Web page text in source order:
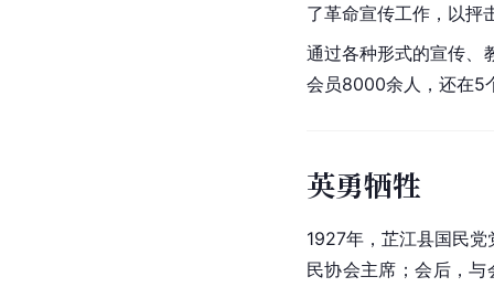
了革命宣传工作，以抨
通过各种形式的宣传、
会员8000余人，还在5
英勇牺牲
1927年，芷江县国民
民协会主席；会后，